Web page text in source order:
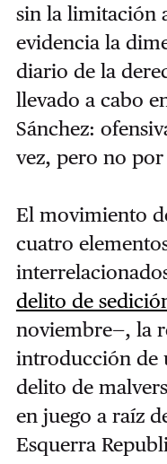
sin la limitación
evidencia la
diario de la
llevado a cabo
Sánchez:
vez, pero no
El movimiento
cuatro
delito de
noviembre—, la
introducción de
delito de
en juego a raíz
Esquerra